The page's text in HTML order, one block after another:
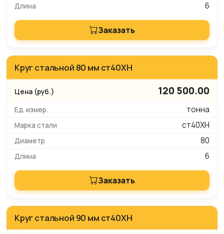
6
Заказать
Круг стальной 80 мм ст40ХН
120 500.00
тонна
ст40ХН
80
6
Заказать
Круг стальной 90 мм ст40ХН